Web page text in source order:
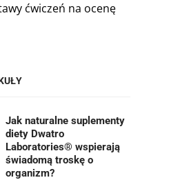
ćwiczeń na ocenę
Jak naturalne suplementy
diety Dwatro
Laboratories® wspierają
świadomą troskę o
organizm?